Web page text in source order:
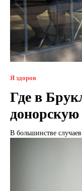
Я здоров
Где в
донорскую
В большинстве случаев